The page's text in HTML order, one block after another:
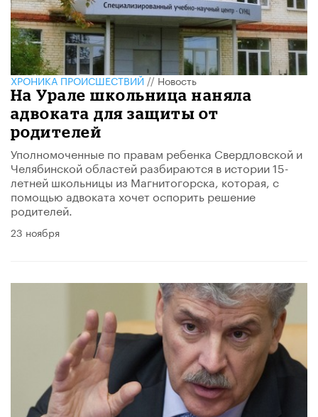
ХРОНИКА ПРОИСШЕСТВИЙ//Новость
На Урале школьница наняла
адвоката для защиты от
родителей
Уполномоченные по правам ребенка Свердловской и
Челябинской областей разбираются в истории 15-
летней школьницы из Магнитогорска, которая, с
помощью адвоката хочет оспорить решение
родителей.
23 ноября